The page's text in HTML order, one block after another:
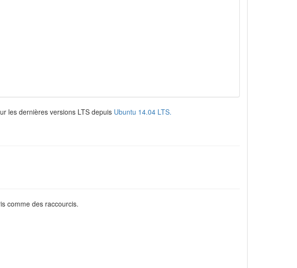
les dernières versions LTS depuis Ubuntu 14.04 LTS.
comme des raccourcis.